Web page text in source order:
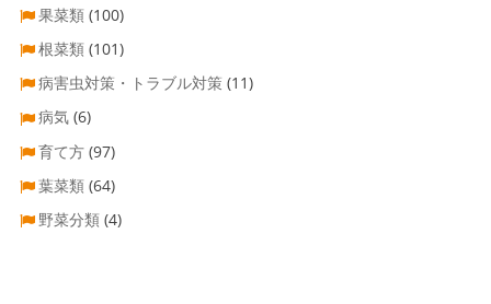
果菜類 (100)
根菜類 (101)
病害虫対策・トラブル対策 (11)
病気 (6)
育て方 (97)
葉菜類 (64)
野菜分類 (4)